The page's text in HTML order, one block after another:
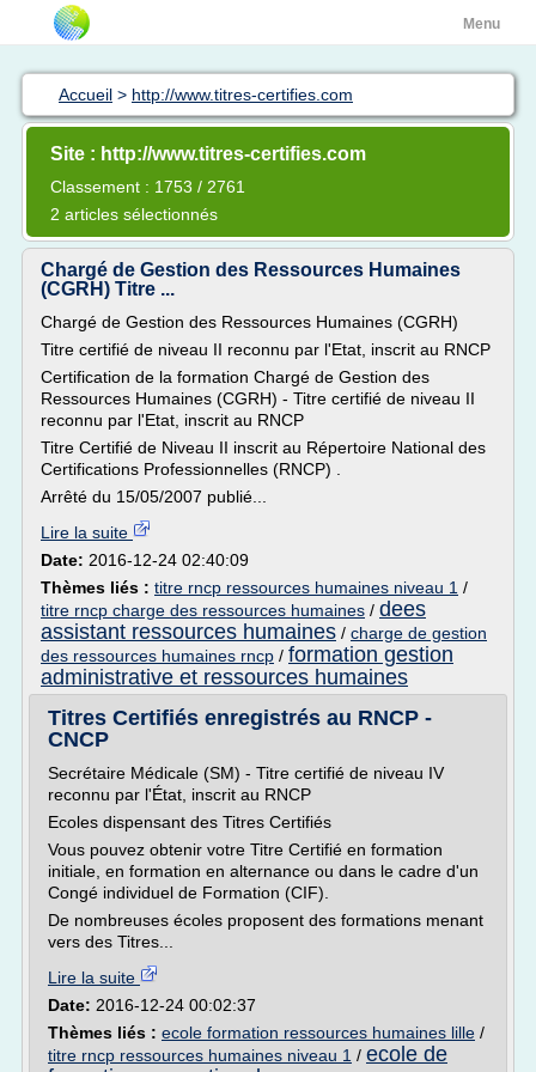
Menu
Accueil > http://www.titres-certifies.com
Site : http://www.titres-certifies.com
Classement : 1753 / 2761
2 articles sélectionnés
Chargé de Gestion des Ressources Humaines
(CGRH) Titre ...
Chargé de Gestion des Ressources Humaines (CGRH)
Titre certifié de niveau II reconnu par l'Etat, inscrit au RNCP
Certification de la formation Chargé de Gestion des
Ressources Humaines (CGRH) - Titre certifié de niveau II
reconnu par l'Etat, inscrit au RNCP
Titre Certifié de Niveau II inscrit au Répertoire National des
Certifications Professionnelles (RNCP) .
Arrêté du 15/05/2007 publié...
Lire la suite
Date: 2016-12-24 02:40:09
Thèmes liés : titre rncp ressources humaines niveau 1 /
titre rncp charge des ressources humaines / dees
assistant ressources humaines / charge de gestion
des ressources humaines rncp / formation gestion
administrative et ressources humaines
Titres Certifiés enregistrés au RNCP -
CNCP
Secrétaire Médicale (SM) - Titre certifié de niveau IV
reconnu par l'État, inscrit au RNCP
Ecoles dispensant des Titres Certifiés
Vous pouvez obtenir votre Titre Certifié en formation
initiale, en formation en alternance ou dans le cadre d'un
Congé individuel de Formation (CIF).
De nombreuses écoles proposent des formations menant
vers des Titres...
Lire la suite
Date: 2016-12-24 00:02:37
Thèmes liés : ecole formation ressources humaines lille /
titre rncp ressources humaines niveau 1 / ecole de